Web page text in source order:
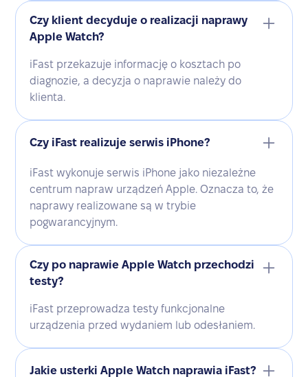
Czy klient decyduje o realizacji naprawy
Apple Watch?
iFast przekazuje informację o kosztach po
diagnozie, a decyzja o naprawie należy do
klienta.
Czy iFast realizuje serwis iPhone?
iFast wykonuje serwis iPhone jako niezależne
centrum napraw urządzeń Apple. Oznacza to, że
naprawy realizowane są w trybie
pogwarancyjnym.
Czy po naprawie Apple Watch przechodzi
testy?
iFast przeprowadza testy funkcjonalne
urządzenia przed wydaniem lub odesłaniem.
Jakie usterki Apple Watch naprawia iFast?